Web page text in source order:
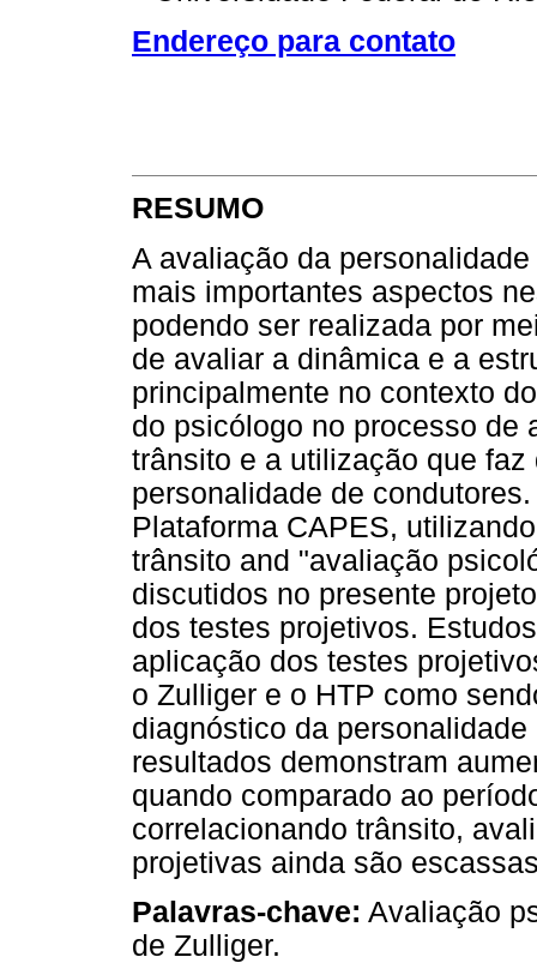
Endereço para contato
RESUMO
A avaliação da
mais importantes aspectos
podendo ser realizada por
de avaliar a dinâmica e a
principalmente no contexto
do psicólogo no processo de
trânsito e a utilização que
personalidade de
Plataforma CAPES,
trânsito and "avaliação
discutidos no presente
dos testes projetivos.
aplicação dos testes
o Zulliger e o HTP como
diagnóstico da
resultados demonstram
quando comparado ao
correlacionando trânsito,
projetivas ainda são
Palavras-chave: Avaliação
de Zulliger.